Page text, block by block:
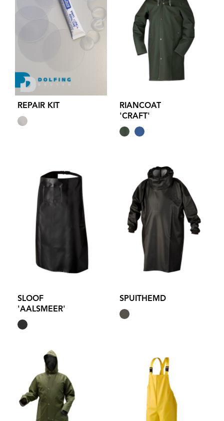
REPAIR KIT
RIANCOAT
'CRAFT'
SLOOF
'AALSMEER'
SPUITHEMD